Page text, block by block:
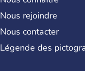
Nous rejoindre
Nous contacter
Légende des